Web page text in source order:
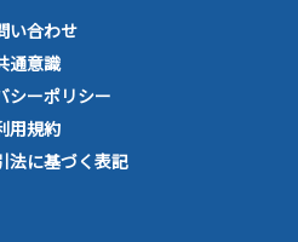
い合わせ
通意識
シーポリシー
用規約
法に基づく表記